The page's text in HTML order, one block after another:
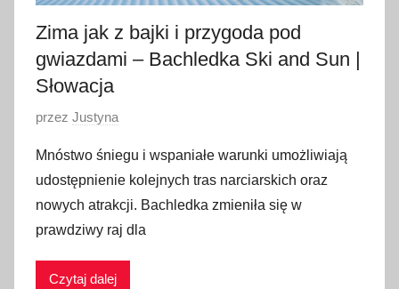
Zima jak z bajki i przygoda pod
gwiazdami – Bachledka Ski and Sun |
Słowacja
O
u
b
l
i
przez Justyna
Mnóstwo śniegu i wspaniałe warunki umożliwiają
udostępnienie kolejnych tras narciarskich oraz
nowych atrakcji. Bachledka zmieniła się w
prawdziwy raj dla
Czytaj dalej